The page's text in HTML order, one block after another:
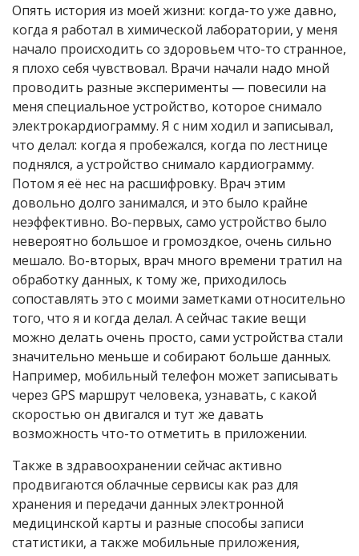
Опять история из моей жизни: когда-то уже давно,
когда я работал в химической лаборатории, у меня
начало происходить со здоровьем что-то странное,
я плохо себя чувствовал. Врачи начали надо мной
проводить разные эксперименты — повесили на
меня специальное устройство, которое снимало
электрокардиограмму. Я с ним ходил и записывал,
что делал: когда я пробежался, когда по лестнице
поднялся, а устройство снимало кардиограмму.
Потом я её нес на расшифровку. Врач этим
довольно долго занимался, и это было крайне
неэффективно. Во-первых, само устройство было
невероятно большое и громоздкое, очень сильно
мешало. Во-вторых, врач много времени тратил на
обработку данных, к тому же, приходилось
сопоставлять это с моими заметками относительно
того, что я и когда делал. А сейчас такие вещи
можно делать очень просто, сами устройства стали
значительно меньше и собирают больше данных.
Например, мобильный телефон может записывать
через GPS маршрут человека, узнавать, с какой
скоростью он двигался и тут же давать
возможность что-то отметить в приложении.
Также в здравоохранении сейчас активно
продвигаются облачные сервисы как раз для
хранения и передачи данных электронной
медицинской карты и разные способы записи
статистики, а также мобильные приложения,